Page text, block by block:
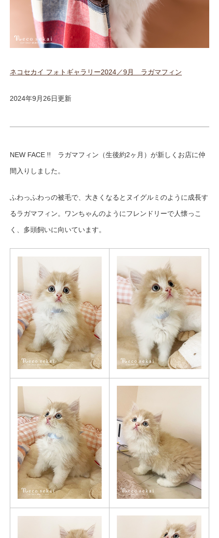
ネコセカイ フォトギャラリー2024／9月 ラガマフィン
2024年9月26日更新
NEW FACE !! ラガマフィン（生後約2ヶ月）が新しくお店に仲
間入りしました。
ふわっふわっの被毛で、大きくなるとヌイグルミのように成長す
るラガマフィン。ワンちゃんのようにフレンドリーで人懐っこ
く、多頭飼いに向いています。